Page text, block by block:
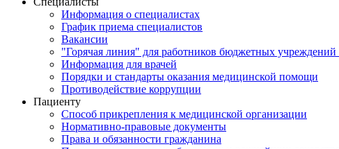
Информация о специалистах
График приема специалистов
Вакансии
"Горячая линия" для работников бюджетных учреждений
Информация для врачей
Порядки и стандарты оказания медицинской помощи
Противодействие коррупции
Пациенту
Способ прикрепления к медицинской организации
Нормативно-правовые документы
Права и обязанности гражданина